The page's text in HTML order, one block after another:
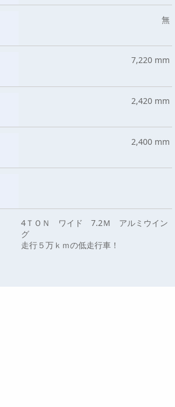
無
7,220 mm
2,420 mm
2,400 mm
4ＴＯＮ ワイド 7.2Ｍ アルミウイン
グ
走行５万ｋｍの低走行車！